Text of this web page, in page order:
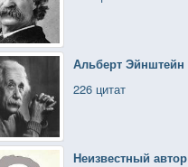
Альберт Эйнштейн
226 цитат
Неизвестный автор